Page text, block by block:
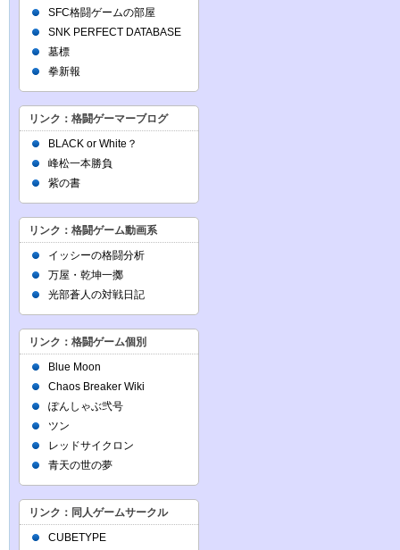
SFC格闘ゲームの部屋
SNK PERFECT DATABASE
墓標
拳新報
リンク：格闘ゲーマーブログ
BLACK or White？
峰松一本勝負
紫の書
リンク：格闘ゲーム動画系
イッシーの格闘分析
万屋・乾坤一擲
光部蒼人の対戦日記
リンク：格闘ゲーム個別
Blue Moon
Chaos Breaker Wiki
ぽんしゃぶ弐号
ツン
レッドサイクロン
青天の世の夢
リンク：同人ゲームサークル
CUBETYPE